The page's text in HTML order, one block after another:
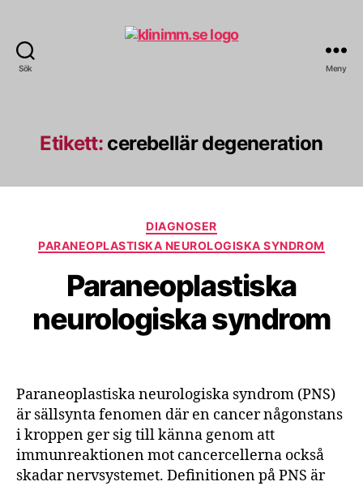
Sök Meny
Etikett: cerebellär degeneration
Kategorier
DIAGNOSER
PARANEOPLASTISKA NEUROLOGISKA SYNDROM
Paraneoplastiska
neurologiska syndrom
Paraneoplastiska neurologiska syndrom (PNS)
är sällsynta fenomen där en cancer någonstans
i kroppen ger sig till känna genom att
immunreaktionen mot cancercellerna också
skadar nervsystemet. Definitionen på PNS är